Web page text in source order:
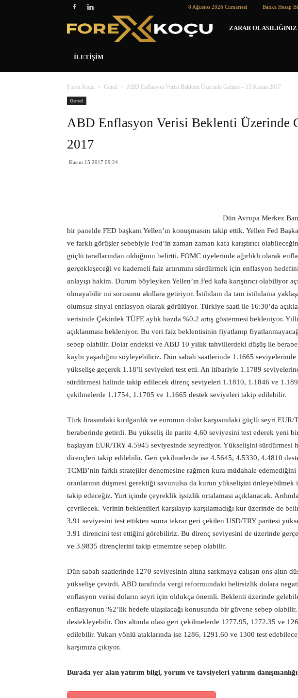
8 Ağustos 2026 Cumartesi Banka Hesap
Forex
ZARAR OLASILIĞINIZ
İLETIŞIM
Forex Koçu Genel
ABD Enflasyon Verisi Beklenti Üzerinde Gelirse – 15 Kasım 2017
Genel
ABD Enflasyon Verisi Beklenti Üzerinde
2017
Kasım 15 2017 09:24
Dün Avrupa Merkez
bir panelde FED başkanı Yellen’ın konuşmasını takip ettik. Yellen Fed
ve farklı görüşler sebebiyle Fed’in zaman zaman kafa karıştırıcı
güçlü taraflarından olduğunu belirtti. FOMC üyelerinde ağırlıklı olarak
gerçekleşeceği ve kademeli faiz artırımını sürdürmek için enflasyon
anlayışı hakim. Durum böyleyken Yellen’ın Fed kafa karıştırıcı olabiliyor
olmayabilir mi sorusunu akıllara getiriyor. İstihdam da tam istihdama
olumsuz sinyal enflasyon olarak görülüyor. Türkiye saati ile 16:30’da
verisinde Çekirdek TÜFE aylık bazda %0.2 artış göstermesi bekleniyor.
açıklanması bekleniyor. Bu veri faiz beklentisinin fiyatlanıp
sebep olabilir. Dolar endeksi ve ABD 10 yıllık tahvillerdeki düşüş ile
kaybı yaşadığını söyleyebiliriz. Dün sabah saatlerinde 1.1665
yükselişe geçerek 1.18’li seviyeleri test etti. An itibariyle 1.1789
sürdürmesi halinde takip edilecek direnç seviyeleri 1.1810, 1.1846 ve
çekilmelerde 1.1754, 1.1705 ve 1.1665 destek seviyeleri takip edilebilir.
Türk lirasındaki kırılganlık ve euronun dolar karşısındaki güçlü seyri
beraberinde getirdi. Bu yükseliş ile parite 4.60 seviyesini test ederek yeni
başlayan EUR/TRY 4.5945 seviyesinde seyrediyor. Yükselişini sürdürmesi
dirençleri takip edilebilir. Geri çekilmelerde ise 4.5645, 4.5330, 4.4810
TCMB’nin farklı stratejiler denemesine rağmen kura müdahale
oranlarının düşmesi gerektiği savunulsa da kurun yükselişini önleyebilmek
takip edeceğiz. Yurt içinde çeyreklik işsizlik ortalaması açıklanacak.
çevrilecek. Verinin beklentileri karşılayıp karşılamadığı kur üzerinde de
3.91 seviyesini test ettikten sonra tekrar geri çekilen USD/TRY paritesi
3.91 direncini test ettiğini görebiliriz. Bu direnç seviyesini de üzerinde
ve 3.9835 dirençlerini takip etmemize sebep olabilir.
Dün sabah saatlerinde 1270 seviyesinin altına sarkmaya çalışan ons altın
yükselişe çevirdi. ABD tarafında vergi reformundaki belirsizlik dolara
enflasyon verisi doların seyri için oldukça önemli. Beklenti üzerinde
enflasyonun %2’lik hedefe ulaşılacağı konusunda bir güvene sebep olabilir,
destekleyebilir. Ons altında olası geri çekilmelerde 1277.95, 1272.35 ve
edilebilir. Yukarı yönlü ataklarında ise 1286, 1291.60 ve 1300 test
karşımıza çıkıyor.
Burada yer alan yatırım bilgi, yorum ve tavsiyeleri yatırım